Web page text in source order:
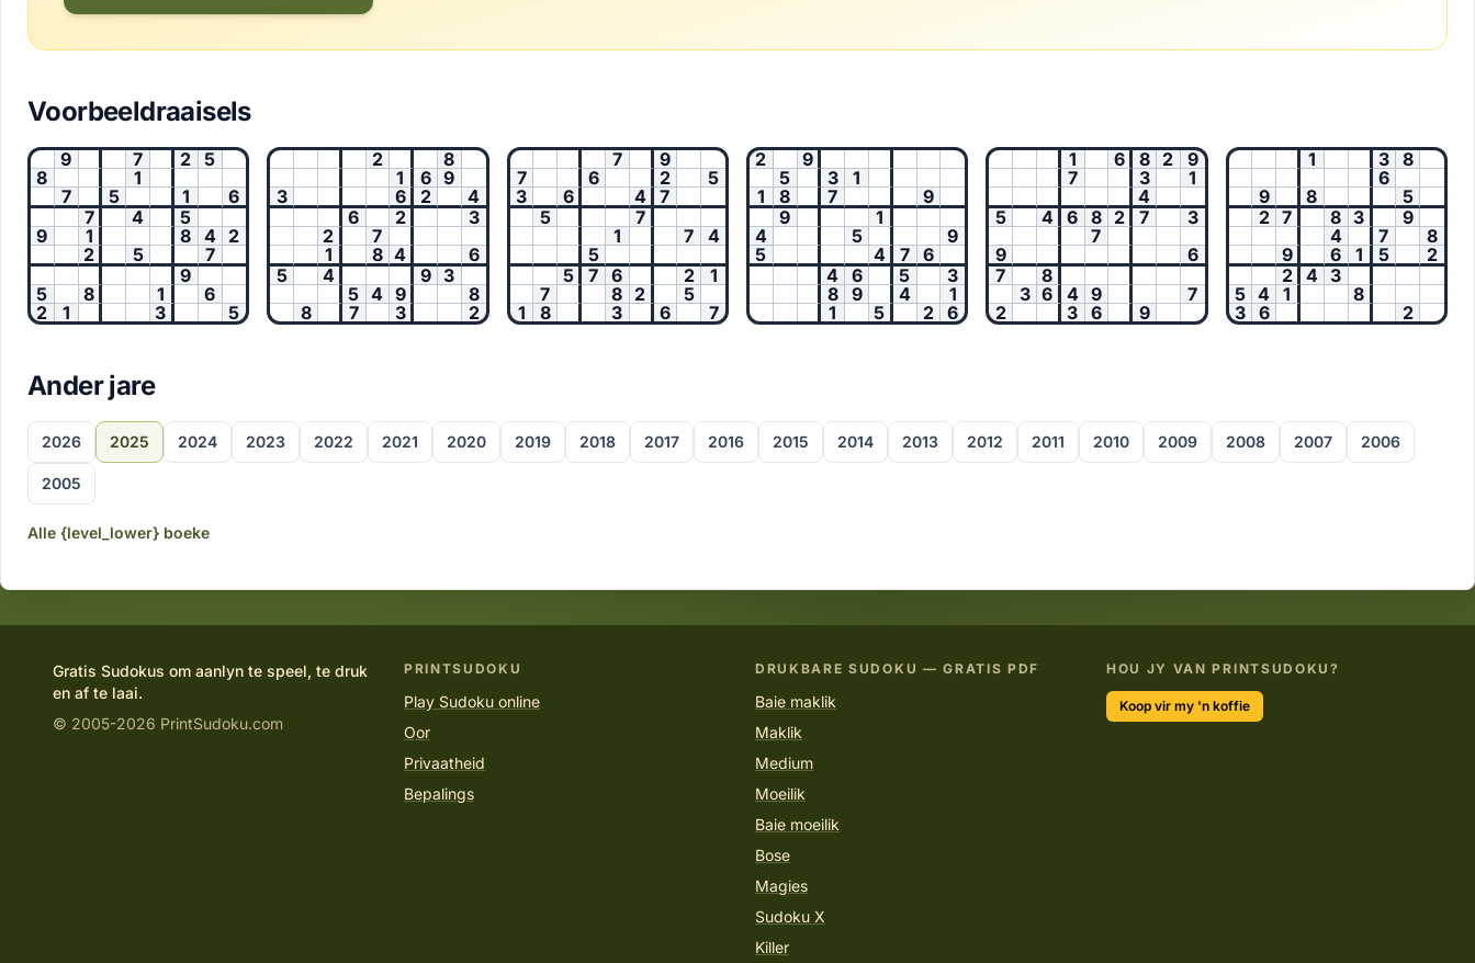
Voorbeeldraaisels
9 7 2
5
8
1
7
5 1
6
7
4
5
9
1 8 4
2
2
5
7
9
5
8 1
6
2
1 3 5
2
8
1
6 9
3
6 2
4
6
2
3
2
7
1
8 4
6
5
4 9
3
5 4 9
8
8
7 3 2
7
9
7
6 2
5
3
6 4
7
5
7
1
7
4
5
5
7 6 2
1
7
8 2
5
1
8 3 6 7
2
9
5
3
1
1
8 7
9
9
1
4
5
9
5
4 7
6
4 6 5
3
8
9 4
1
1
5 2 6
1 6 8 2
9
7
3
1
4
5
4 6 8 2 7
3
7
9
6
7
8
3 6 4 9
7
2
3 6 9
1 3
8
6
9
8
5
2 7 8 3
9
4
7
8
9
6 1 5
2
2
4
3
5 4 1
8
3 6 2
Ander jare
2026 2025 2024 2023 2022 2021 2020 2019 2018 2017 2016 2015 2014 2013 2012 2011 2010 2009 2008 2007 2006
2005
Alle {level_lower} boeke
Gratis Sudokus om aanlyn te speel, te druk
en af te laai.
© 2005-2026 PrintSudoku.com
PRINTSUDOKU
Play Sudoku online
Oor
Privaatheid
Bepalings
DRUKBARE SUDOKU — GRATIS PDF
Baie maklik
Maklik
Medium
Moeilik
Baie moeilik
Bose
Magies
Sudoku X
Killer
HOU JY VAN PRINTSUDOKU?
Koop vir my 'n koffie